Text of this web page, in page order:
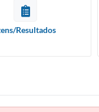
Resultados